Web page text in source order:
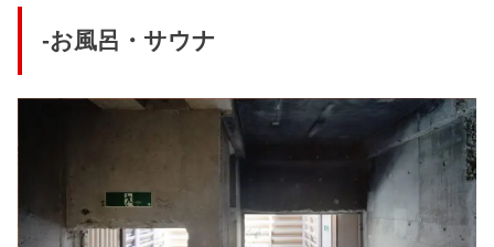
-お風呂・サウナ